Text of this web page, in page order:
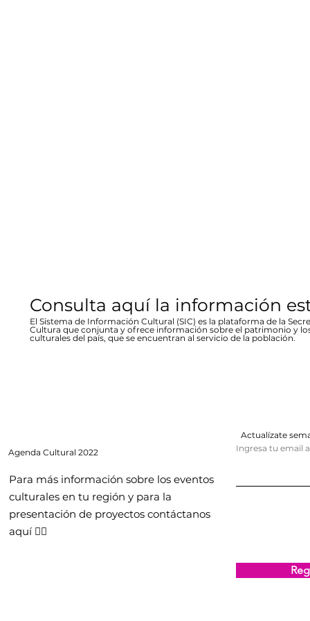
Consulta aquí la información
El Sistema de Información Cultural (SIC) es la plataforma de la
Cultura que conjunta y ofrece información sobre el patrimonio y
culturales del país, que se encuentran al servicio de la población.
Agenda Cultural 2022
Para más información sobre los eventos
culturales en tu región y para la
presentación de proyectos contáctanos
aquí 👇🏻
Actualízate
Ingresa tu email